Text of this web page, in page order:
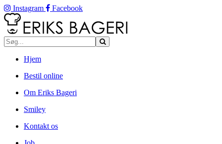
Instagram Facebook
Hjem
Bestil online
Om Eriks Bageri
Smiley
Kontakt os